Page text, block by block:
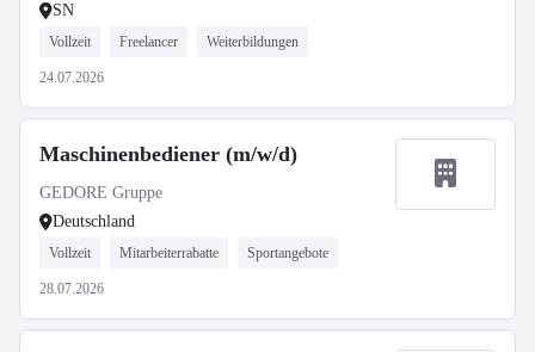
SN
Vollzeit Freelancer Weiterbildungen
24.07.2026
Maschinenbediener (m/w/d)
GEDORE Gruppe
Deutschland
Vollzeit Mitarbeiterrabatte Sportangebote
28.07.2026